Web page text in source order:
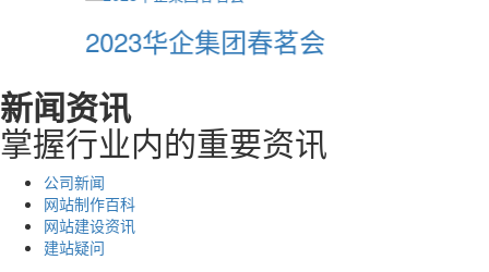
2023华企集团春茗会
新闻资讯
掌握行业内的重要资讯
公司新闻
网站制作百科
网站建设资讯
建站疑问
华企集团2024年双十一启动会暨秋季
运动会圆满成功
2024-10-14
金秋十月，双十一的钟声即将敲响，为进一步提升华企集团各分公
司各部门的凝聚力，增强员工身体素质，以饱满的热情和斗志迎接
即将...
盛世华诞 喜迎国庆 | 深圳华企国庆节
在网络上线后在优化过程中如何增加
收录
2022-10-28